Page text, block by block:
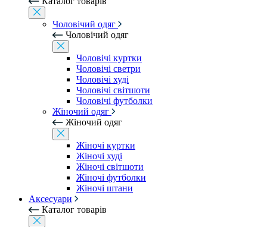
Чоловічий одяг
Чоловічий одяг
Чоловічі куртки
Чоловічі светри
Чоловічі худі
Чоловічі світшоти
Чоловічі футболки
Жіночий одяг
Жіночий одяг
Жіночі куртки
Жіночі худі
Жіночі світшоти
Жіночі футболки
Жіночі штани
Аксесуари
Каталог товарів